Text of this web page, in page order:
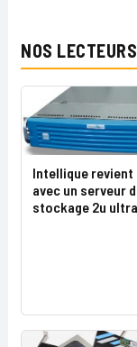
NOS
Intellique revient
avec un serveur
stockage 2u